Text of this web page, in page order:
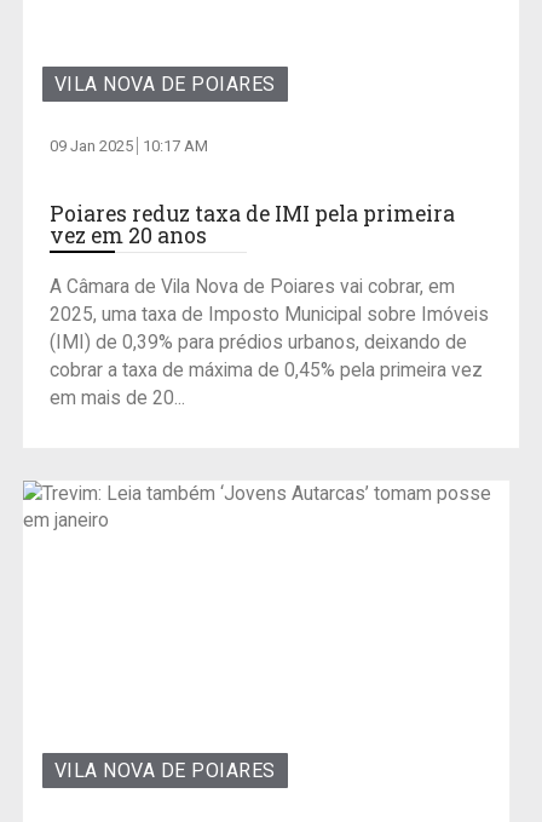
VILA NOVA DE POIARES
09 Jan 2025 10:17 AM
Poiares reduz taxa de IMI pela primeira
vez em 20 anos
A Câmara de Vila Nova de Poiares vai cobrar, em
2025, uma taxa de Imposto Municipal sobre Imóveis
(IMI) de 0,39% para prédios urbanos, deixando de
cobrar a taxa de máxima de 0,45% pela primeira vez
em mais de 20...
VILA NOVA DE POIARES